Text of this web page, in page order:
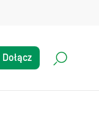
Dołącz